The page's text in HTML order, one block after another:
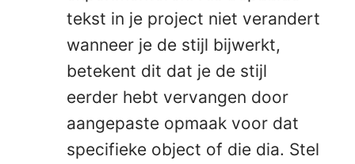
tekst in je project niet verandert
wanneer je de stijl bijwerkt,
betekent dit dat je de stijl
eerder hebt vervangen door
aangepaste opmaak voor dat
specifieke object of die dia. Stel